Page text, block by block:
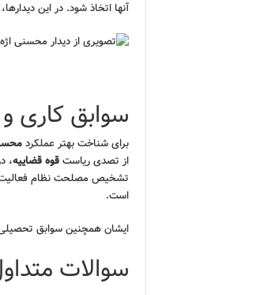
آنها اتخاذ شود. در این
سوابق کاری
برای شناخت بهتر عملکرد
از تصدی ریاستقوه قضاییه،
تشخیص مصلحت نظام فعالیت
است.
ایشان همچنین سوابق تحصیلی
سوالات